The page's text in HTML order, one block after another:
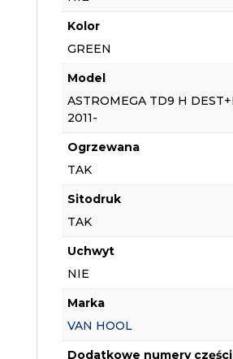
Kolor
GREEN
Model
ASTROMEGA TD9 H
2011-
Ogrzewana
TAK
Sitodruk
TAK
Uchwyt
NIE
Marka
VAN HOOL
Dodatkowe numery części